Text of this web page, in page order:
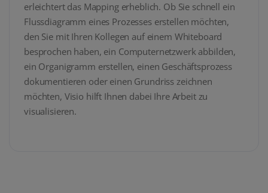
erleichtert das Mapping erheblich. Ob Sie schnell ein
Flussdiagramm eines Prozesses erstellen möchten,
den Sie mit Ihren Kollegen auf einem Whiteboard
besprochen haben, ein Computernetzwerk abbilden,
ein Organigramm erstellen, einen Geschäftsprozess
dokumentieren oder einen Grundriss zeichnen
möchten, Visio hilft Ihnen dabei Ihre Arbeit zu
visualisieren.